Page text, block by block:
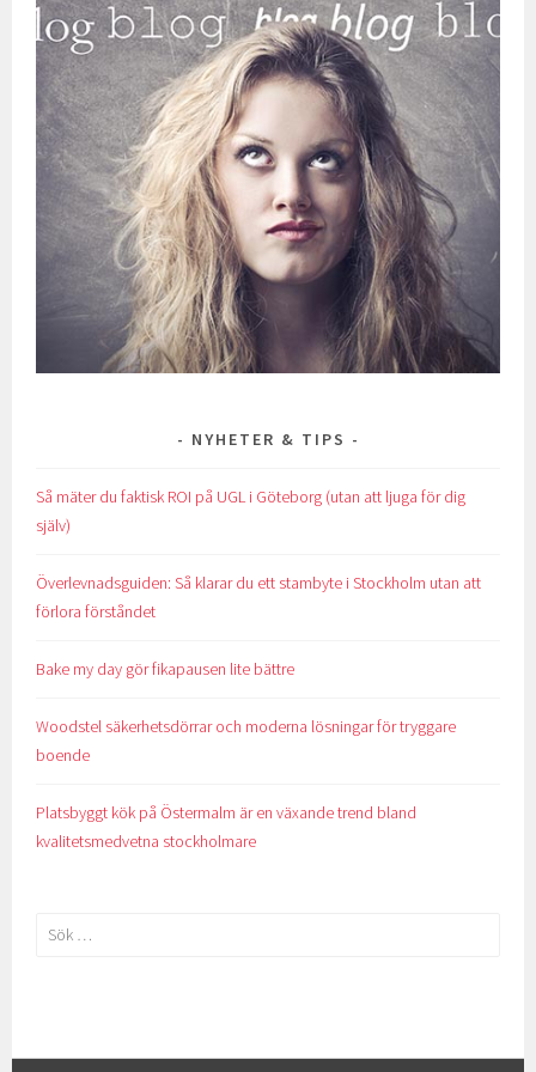
NYHETER & TIPS
Så mäter du faktisk ROI på UGL i Göteborg (utan att ljuga för dig
själv)
Överlevnadsguiden: Så klarar du ett stambyte i Stockholm utan att
förlora förståndet
Bake my day gör fikapausen lite bättre
Woodstel säkerhetsdörrar och moderna lösningar för tryggare
boende
Platsbyggt kök på Östermalm är en växande trend bland
kvalitetsmedvetna stockholmare
Sök